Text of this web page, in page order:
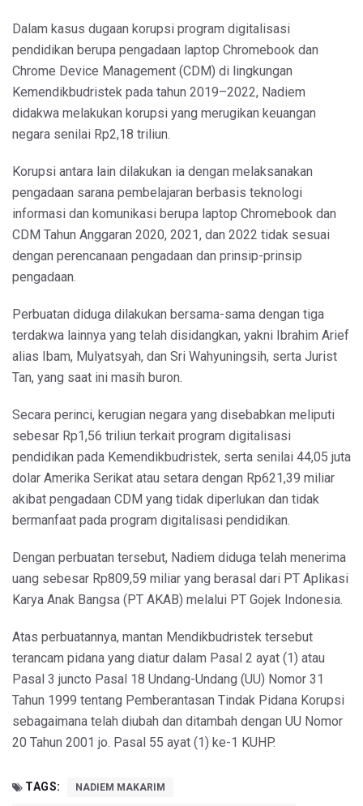
Dalam kasus dugaan korupsi program digitalisasi
pendidikan berupa pengadaan laptop Chromebook dan
Chrome Device Management (CDM) di lingkungan
Kemendikbudristek pada tahun 2019–2022, Nadiem
didakwa melakukan korupsi yang merugikan keuangan
negara senilai Rp2,18 triliun.
Korupsi antara lain dilakukan ia dengan melaksanakan
pengadaan sarana pembelajaran berbasis teknologi
informasi dan komunikasi berupa laptop Chromebook dan
CDM Tahun Anggaran 2020, 2021, dan 2022 tidak sesuai
dengan perencanaan pengadaan dan prinsip-prinsip
pengadaan.
Perbuatan diduga dilakukan bersama-sama dengan tiga
terdakwa lainnya yang telah disidangkan, yakni Ibrahim Arief
alias Ibam, Mulyatsyah, dan Sri Wahyuningsih, serta Jurist
Tan, yang saat ini masih buron.
Secara perinci, kerugian negara yang disebabkan meliputi
sebesar Rp1,56 triliun terkait program digitalisasi
pendidikan pada Kemendikbudristek, serta senilai 44,05 juta
dolar Amerika Serikat atau setara dengan Rp621,39 miliar
akibat pengadaan CDM yang tidak diperlukan dan tidak
bermanfaat pada program digitalisasi pendidikan.
Dengan perbuatan tersebut, Nadiem diduga telah menerima
uang sebesar Rp809,59 miliar yang berasal dari PT Aplikasi
Karya Anak Bangsa (PT AKAB) melalui PT Gojek Indonesia.
Atas perbuatannya, mantan Mendikbudristek tersebut
terancam pidana yang diatur dalam Pasal 2 ayat (1) atau
Pasal 3 juncto Pasal 18 Undang-Undang (UU) Nomor 31
Tahun 1999 tentang Pemberantasan Tindak Pidana Korupsi
sebagaimana telah diubah dan ditambah dengan UU Nomor
20 Tahun 2001 jo. Pasal 55 ayat (1) ke-1 KUHP.
TAGS: NADIEM MAKARIM